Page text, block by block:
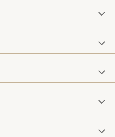
たします。
ります。
、責任を持って対応させてい
です。